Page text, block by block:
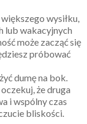
wysiłku,
lub wakacyjnych
może zacząć się
próbować
dumę na bok.
że druga
i wspólny czas
bliskości.